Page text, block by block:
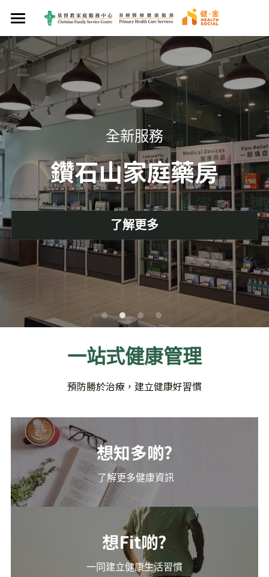
首頁
關於我們
服務使命
專業團隊
媒體報導
聯絡我們
醫療服務
西醫服務
西醫診所
院舍外展醫生到診服務
中醫診所
觀塘區中醫診所暨教研中心
家庭藥房
牙科服務
臨床心理服務
足病診療服務
健康管理
健康服務計劃
賽馬會We WATCH 優活健康計劃
賽馬會「熱島．熱不倒」社區抗熱計劃
健康知多啲
食好啲
癌症支援服務
賽馬會癌症康復者關護計劃
健康產品及服務
養生花茶
保健湯包
身體檢查計劃
健體課程
搜索
加入會員!
全新服務
鑽石山家庭藥房
了解更多
一站式健康管理
預防勝於治療，建立健康好習慣
想知多啲?
了解更多健康資訊
想Fit啲?
一同建立健康生活習慣
商品分類
部落格分類
媒體報導
最新資訊
食得健康
生活得健康